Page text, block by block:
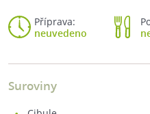
Příprava:
neuvedeno
Suroviny